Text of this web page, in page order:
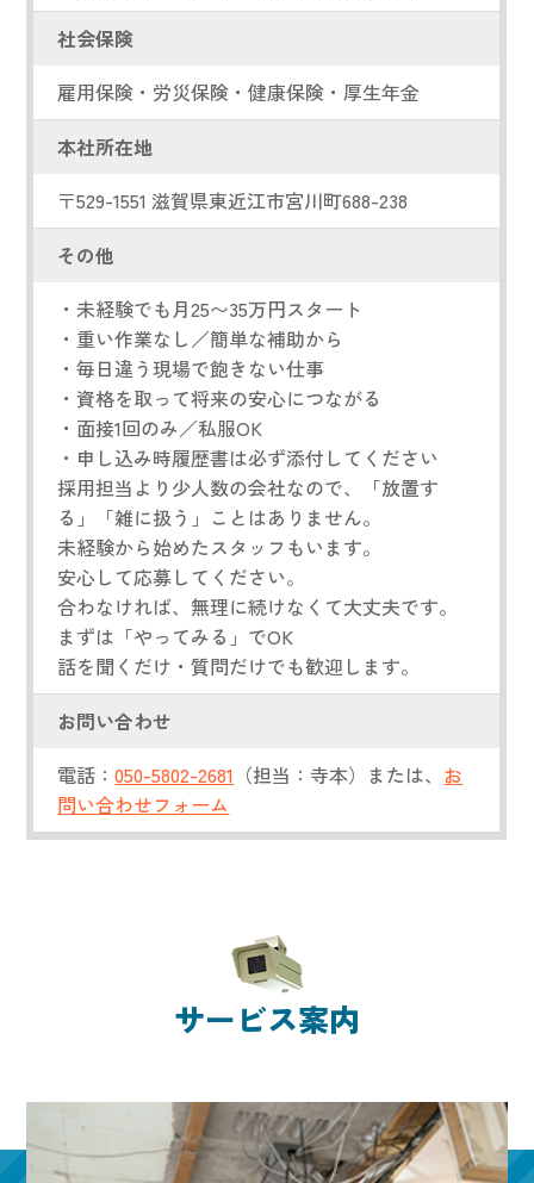
社会保険
雇用保険・労災保険・健康保険・厚生年金
本社所在地
〒529-1551 滋賀県東近江市宮川町688-238
その他
・未経験でも月25〜35万円スタート
・重い作業なし／簡単な補助から
・毎日違う現場で飽きない仕事
・資格を取って将来の安心につながる
・面接1回のみ／私服OK
・申し込み時履歴書は必ず添付してください
採用担当より少人数の会社なので、「放置す
る」「雑に扱う」ことはありません。
未経験から始めたスタッフもいます。
安心して応募してください。
合わなければ、無理に続けなくて大丈夫です。
まずは「やってみる」でOK
話を聞くだけ・質問だけでも歓迎します。
お問い合わせ
電話：050-5802-2681 （担当：寺本）または、 お
問い合わせフォーム
サービス案内